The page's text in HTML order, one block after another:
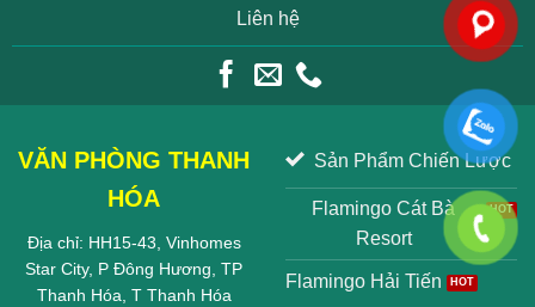
Liên hệ
VĂN PHÒNG THANH
HÓA
Địa chỉ: HH15-43, Vinhomes
Star City, P Đông Hương, TP
Thanh Hóa, T Thanh Hóa
Sản Phẩm Chiến Lược
Flamingo Cát Bà
Resort
Flamingo Hải Tiến